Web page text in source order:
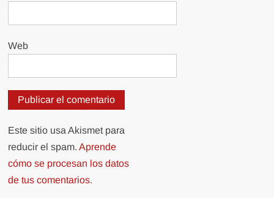
Web
Este sitio usa Akismet para
reducir el spam.Aprende
cómo se procesan los datos
de tus comentarios.